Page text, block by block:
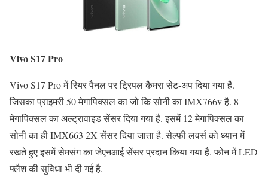
Vivo S17 Pro
Vivo S17 Pro में रियर पैनल पर ट्रिपल कैमरा सेट-अप दिया गया है.
जिसका प्राइमरी 50 मेगापिक्सल का जो कि सोनी का IMX766v है. 8
मेगापिक्सल का अल्ट्रावाइड सेंसर दिया गया है. इसमें 12 मेगापिक्सल का
सोनी का ही IMX663 2X सेंसर दिया जाता है. सेल्फी लवर्स को ध्यान में
रखते हुए इसमें सेमसंग का जेएनआई सेंसर प्रदान किया गया है. फोन में LED
फ्लैश की सुविधा भी दी गई है.